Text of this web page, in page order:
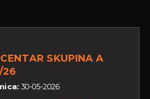
SKUPINA A
26
30-05-2026